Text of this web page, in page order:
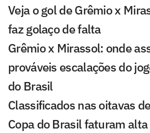
Veja o gol de Grêmio x
faz golaço de falta
Grêmio x Mirassol: onde
prováveis escalações do
do Brasil
Classificados nas oitavas
Copa do Brasil faturam